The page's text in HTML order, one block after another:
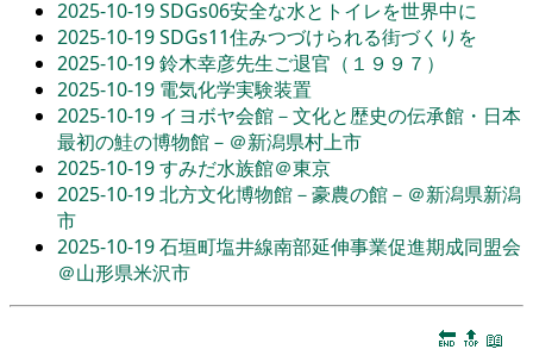
2025-10-19SDGs06安全な水とトイレを世界中に
2025-10-19SDGs11住みつづけられる街づくりを
2025-10-19鈴木幸彦先生ご退官（１９９７）
2025-10-19 電気化学実験装置
2025-10-19 イヨボヤ会館－文化と歴史の伝承館・日本
最初の鮭の博物館－＠新潟県村上市
2025-10-19すみだ水族館＠東京
2025-10-19北方文化博物館－豪農の館－＠新潟県新潟
市
2025-10-19石垣町塩井線南部延伸事業促進期成同盟会
＠山形県米沢市
🔚 🔝 📖